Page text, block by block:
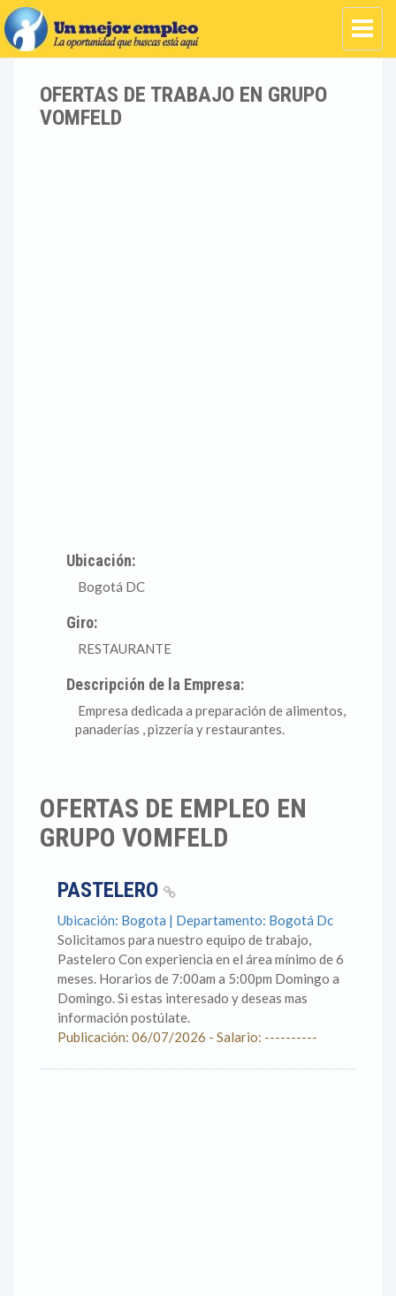
OFERTAS DE TRABAJO EN GRUPO
VOMFELD
Ubicación:
Bogotá DC
Giro:
RESTAURANTE
Descripción de la Empresa:
Empresa dedicada a preparación de alimentos,
panaderías , pizzería y restaurantes.
OFERTAS DE EMPLEO EN
GRUPO VOMFELD
PASTELERO
Ubicación: Bogota | Departamento: Bogotá Dc
Solicitamos para nuestro equipo de trabajo,
Pastelero Con experiencia en el área mínimo de 6
meses. Horarios de 7:00am a 5:00pm Domingo a
Domingo. Si estas interesado y deseas mas
información postúlate.
Publicación: 06/07/2026 - Salario: ----------